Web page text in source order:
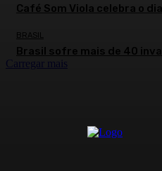
Café Som Viola celebra o
BRASIL
Brasil sofre mais de 40
Carregar mais